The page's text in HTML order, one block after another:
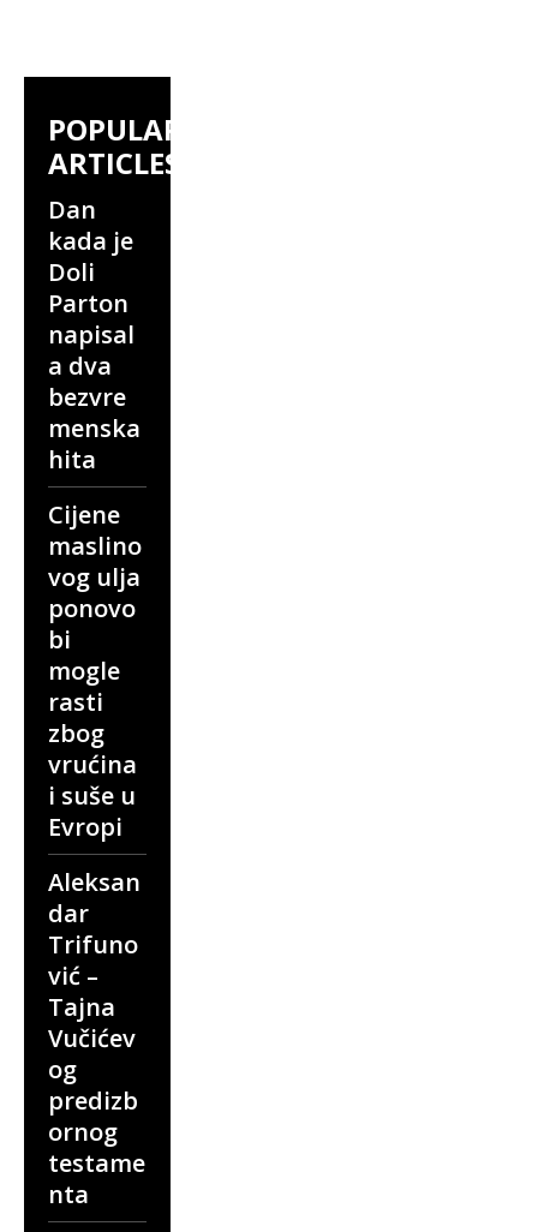
POPULAR
ARTICLES
Dan
kada je
Doli
Parton
napisal
a dva
bezvre
menska
hita
Cijene
maslino
vog ulja
ponovo
bi
mogle
rasti
zbog
vrućina
i suše u
Evropi
Aleksan
dar
Trifuno
vić –
Tajna
Vučićev
og
predizb
ornog
testame
nta